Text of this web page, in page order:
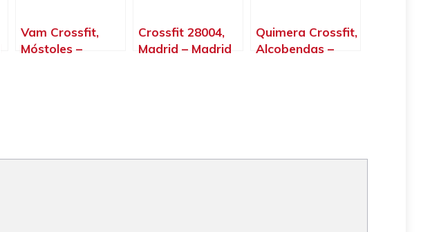
Vam Crossfit,
Móstoles –
Crossfit 28004,
Madrid – Madrid
Quimera Crossfit,
Alcobendas –